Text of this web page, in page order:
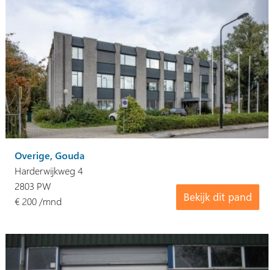
Overige, Gouda
Harderwijkweg 4
Bekijk dit pand
2803 PW
€ 200 /mnd